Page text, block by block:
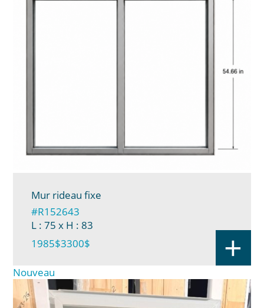
Mur rideau fixe
#R152643
L : 75 x H : 83
1985$3300$ +
Nouveau